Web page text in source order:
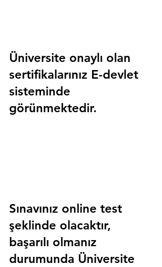
Üniversite onaylı olan
sertifikalarınız E-devlet
sisteminde
görünmektedir.
Sınavınız online test
şeklinde olacaktır,
başarılı olmanız
durumunda Üniversite